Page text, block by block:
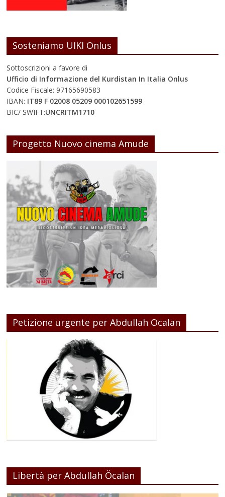
Sosteniamo UIKI Onlus
Sottoscrizioni a favore di
Ufficio di Informazione del Kurdistan In Italia Onlus
Codice Fiscale: 97165690583
IBAN: IT89 F 02008 05209 000102651599
BIC/ SWIFT:UNCRITM1710
Progetto Nuovo cinema Amude
Petizione urgente per Abdullah Ocalan
Libertà per Abdullah Öcalan